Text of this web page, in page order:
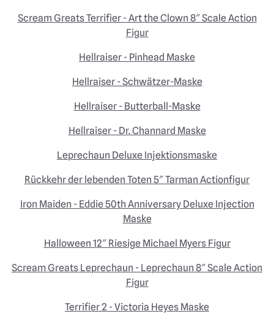
Scream Greats Terrifier - Art the Clown 8″ Scale Action
Figur
Hellraiser - Pinhead Maske
Hellraiser - Schwätzer-Maske
Hellraiser - Butterball-Maske
Hellraiser - Dr. Channard Maske
Leprechaun Deluxe Injektionsmaske
Rückkehr der lebenden Toten 5″ Tarman Actionfigur
Iron Maiden - Eddie 50th Anniversary Deluxe Injection
Maske
Halloween 12″ Riesige Michael Myers Figur
Scream Greats Leprechaun - Leprechaun 8″ Scale Action
Figur
Terrifier 2 - Victoria Heyes Maske